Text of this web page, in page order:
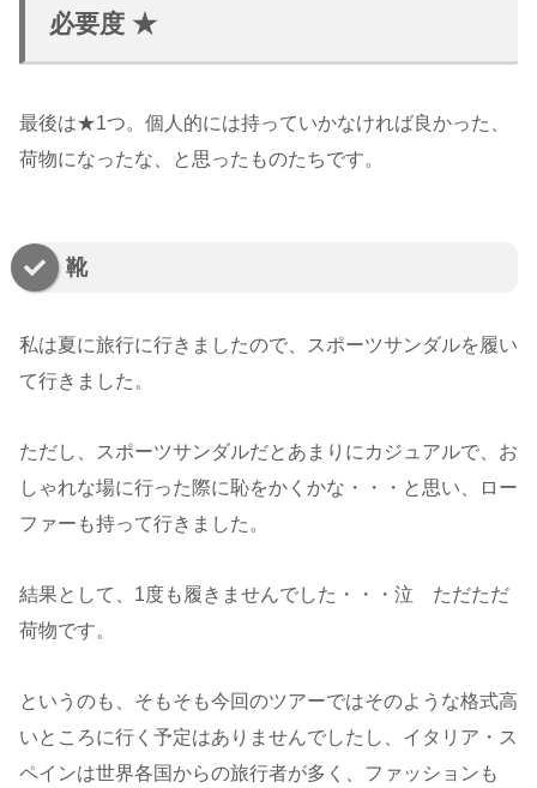
必要度 ★
最後は★1つ。個人的には持っていかなければ良かった、
荷物になったな、と思ったものたちです。
靴
私は夏に旅行に行きましたので、スポーツサンダルを履い
て行きました。
ただし、スポーツサンダルだとあまりにカジュアルで、お
しゃれな場に行った際に恥をかくかな・・・と思い、ロー
ファーも持って行きました。
結果として、1度も履きませんでした・・・泣 ただただ
荷物です。
というのも、そもそも今回のツアーではそのような格式高
いところに行く予定はありませんでしたし、イタリア・ス
ペインは世界各国からの旅行者が多く、ファッションも